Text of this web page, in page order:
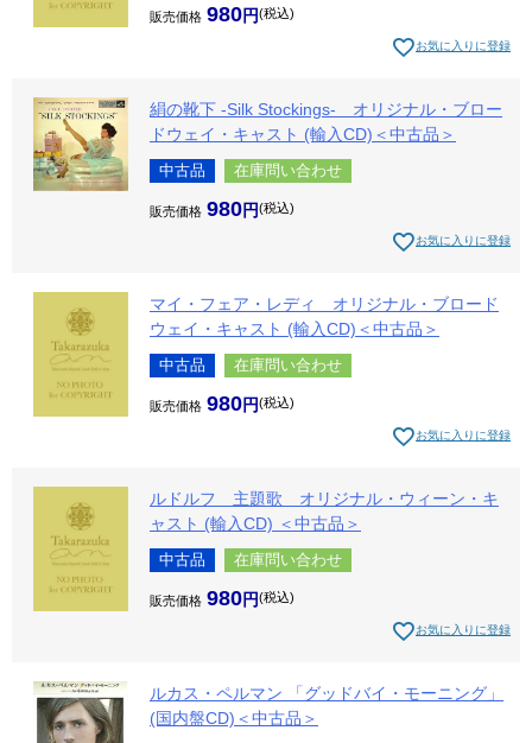
販売価格 980 税込
お気に入りに登録
絹の靴下 -Silk Stockings- オリジナル・ブロー
ドウェイ・キャスト (輸入CD)＜中古品＞
中古品 在庫問い合わせ
販売価格 980 税込
お気に入りに登録
マイ・フェア・レディ オリジナル・ブロード
ウェイ・キャスト (輸入CD)＜中古品＞
中古品 在庫問い合わせ
販売価格 980 税込
お気に入りに登録
ルドルフ 主題歌 オリジナル・ウィーン・キ
ャスト (輸入CD) ＜中古品＞
中古品 在庫問い合わせ
販売価格 980 税込
お気に入りに登録
ルカス・ペルマン 「グッドバイ・モーニング」
(国内盤CD)＜中古品＞